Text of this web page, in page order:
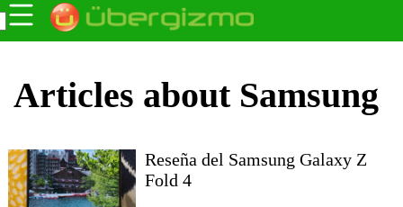
Articles about Samsung
Reseña del Samsung Galaxy Z
Fold 4